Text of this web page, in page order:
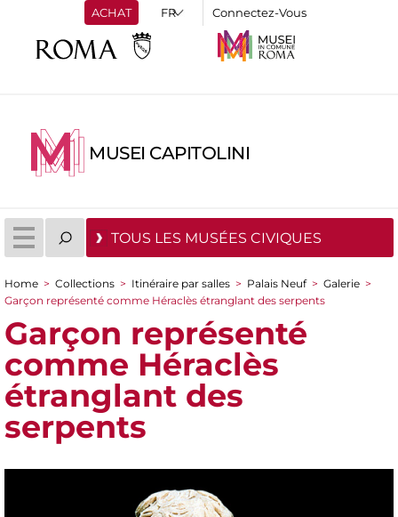
ACHAT Connectez-Vous
MUSEI CAPITOLINI
TOUS LES MUSÉES CIVIQUES
You are here
Home > Collections > Itinéraire par salles > Palais Neuf > Galerie >
Garçon représenté comme Héraclès étranglant des serpents
Garçon représenté
comme Héraclès
étranglant des
serpents